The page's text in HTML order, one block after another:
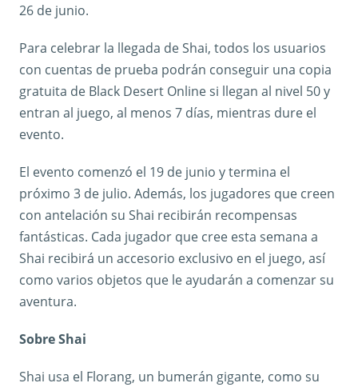
26 de junio.
Para celebrar la llegada de Shai, todos los usuarios
con cuentas de prueba podrán conseguir una copia
gratuita de Black Desert Online si llegan al nivel 50 y
entran al juego, al menos 7 días, mientras dure el
evento.
El evento comenzó el 19 de junio y termina el
próximo 3 de julio. Además, los jugadores que creen
con antelación su Shai recibirán recompensas
fantásticas. Cada jugador que cree esta semana a
Shai recibirá un accesorio exclusivo en el juego, así
como varios objetos que le ayudarán a comenzar su
aventura.
Sobre Shai
Shai usa el Florang, un bumerán gigante, como su